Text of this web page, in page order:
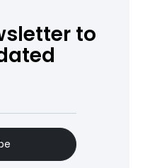
to